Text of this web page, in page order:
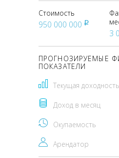
Стоимость
950 000 000 pуб
3
ПРОГНОЗИРУЕМЫЕ
ПОКАЗАТЕЛИ
Текущая доходность
Доход в месяц
Окупаемость
Арендатор